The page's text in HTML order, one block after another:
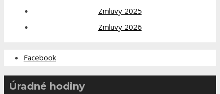
Zmluvy 2025
Zmluvy 2026
Facebook
Úradné hodiny